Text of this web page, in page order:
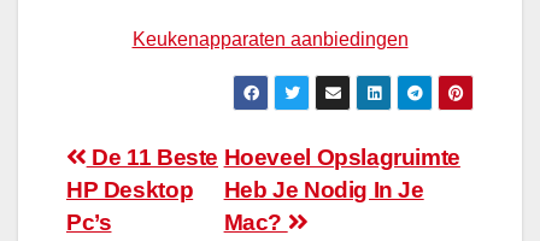
Keukenapparaten aanbiedingen
Bericht
navigatie
Hoeveel Opslagruimte
Heb Je Nodig In Je
Mac?
De 11 Beste
HP Desktop
Pc’s